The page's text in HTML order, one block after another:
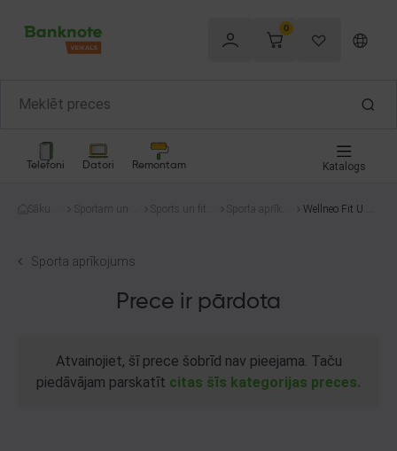
0
Telefoni Datori Remontam Katalogs
Sākum
Sportam un at
Sports un fitne
Sporta aprīkoj
Wellneo Fit U Pa
Sporta aprīkojums
Prece ir pārdota
Atvainojiet, šī prece šobrīd nav pieejama. Taču
piedāvājam parskatīt citas šīs kategorijas preces.